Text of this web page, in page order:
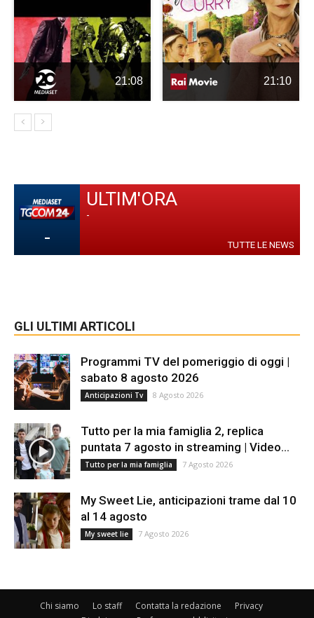
21:08 21:10
-
ULTIM'ORA
-
TUTTE LE NEWS
GLI ULTIMI ARTICOLI
Programmi TV del pomeriggio di oggi |
sabato 8 agosto 2026
Anticipazioni Tv 8 Agosto 2026
Tutto per la mia famiglia 2, replica
puntata 7 agosto in streaming | Video...
Tutto per la mia famiglia 7 Agosto 2026
My Sweet Lie, anticipazioni trame dal 10
al 14 agosto
My sweet lie 7 Agosto 2026
Chi siamo Lo staff Contatta la redazione
Privacy